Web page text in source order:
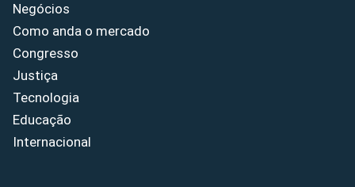
Negócios
Como anda o mercado
Congresso
Justiça
Tecnologia
Educação
Internacional